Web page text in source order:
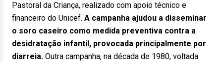
Pastoral da Criança, realizado com apoio técnico e
financeiro do Unicef. A campanha ajudou a disseminar
o soro caseiro como medida preventiva contra a
desidratação infantil, provocada principalmente por
diarreia. Outra campanha, na década de 1980, voltada